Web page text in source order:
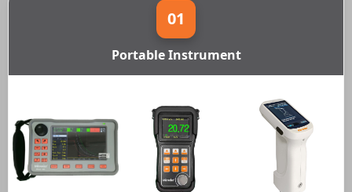
01
Portable Instrument